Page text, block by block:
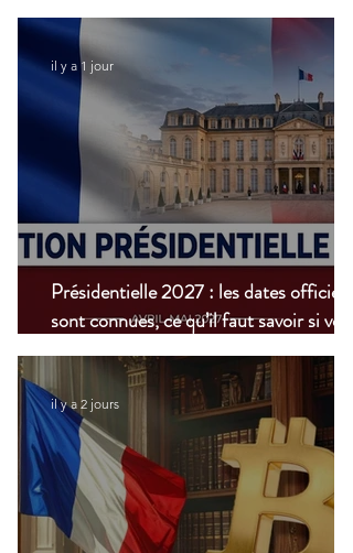
Présidentielle 2027 : les dates officielles
sont connues, ce qu’il faut savoir si vous
vivez à l’étranger
il y a 1 jour
il y a 2 jours